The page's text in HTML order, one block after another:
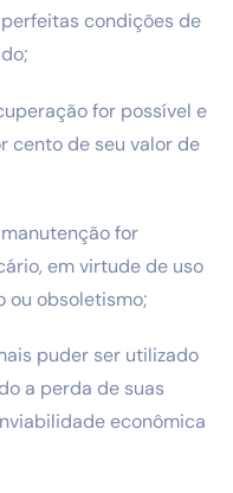
condições de
for possível e
cento de seu valor de
for
em virtude de uso
ou obsoletismo;
puder ser utilizado
a perda de suas
econômica